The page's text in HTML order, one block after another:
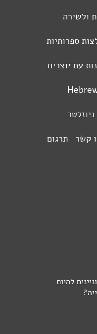
ולשירה
ספרותיות
עם יוצרים
ניוזלטר
קשר תרגום
להיות